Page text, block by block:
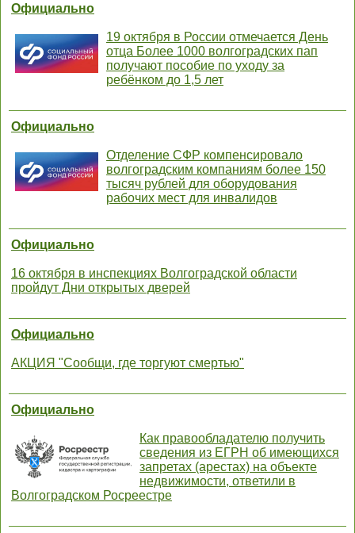
Официально
19 октября в России отмечается День
отца Более 1000 волгоградских пап
получают пособие по уходу за
ребёнком до 1,5 лет
Официально
Отделение СФР компенсировало
волгоградским компаниям более 150
тысяч рублей для оборудования
рабочих мест для инвалидов
Официально
16 октября в инспекциях Волгоградской области
пройдут Дни открытых дверей
Официально
АКЦИЯ "Сообщи, где торгуют смертью"
Официально
Как правообладателю получить
сведения из ЕГРН об имеющихся
запретах (арестах) на объекте
недвижимости, ответили в
Волгоградском Росреестре